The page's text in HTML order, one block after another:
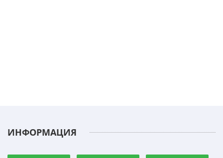
ИНФОРМАЦИЯ